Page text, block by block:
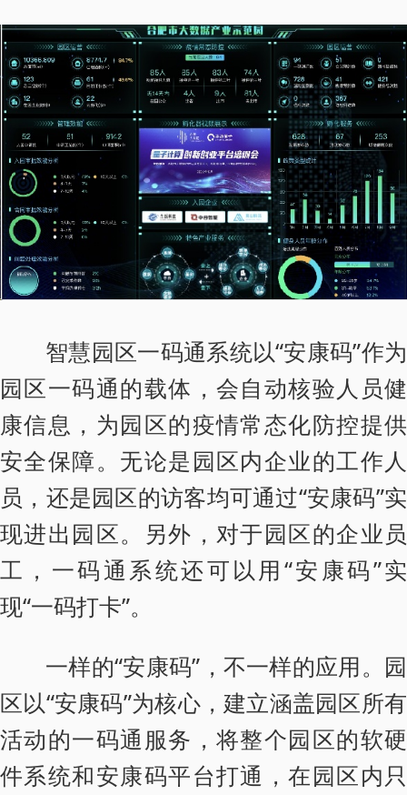
智慧园区一码通系统以“安康码”作为
园区一码通的载体，会自动核验人员健
康信息，为园区的疫情常态化防控提供
安全保障。无论是园区内企业的工作人
员，还是园区的访客均可通过“安康码”实
现进出园区。另外，对于园区的企业员
工，一码通系统还可以用“安康码”实
现“一码打卡”。
一样的“安康码”，不一样的应用。园
区以“安康码”为核心，建立涵盖园区所有
活动的一码通服务，将整个园区的软硬
件系统和安康码平台打通，在园区内只